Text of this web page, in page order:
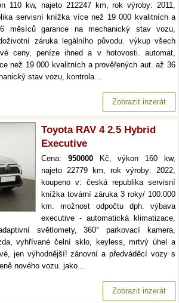
110 kw, najeto 212247 km, rok výroby: 2011,
servisní knížka více než 19 000 kvalitních a
měsíců garance na mechanický stav vozu,
záruka legálního původu. výkup všech
ceny, peníze ihned a v hotovosti. automat,
než 19 000 kvalitních a prověřených aut. až 36
stav vozu, kontrola…
Zobrazit inzerát
Toyota RAV 4 2.5 Hybrid
Executive
Cena: 950000Kč, výkon 160 kw,
najeto 22779 km, rok výroby: 2022,
koupeno v: česká republika servisní
knížka tovární záruka 3 roky/ 100.000
km. možnost odpočtu dph. výbava
executive - automatická klimatizace,
světlomety, 360° parkovací kamera,
vyhřívané čelní sklo, keyless, mrtvý úhel a
jen výhodnější! zánovní a předváděcí vozy s
nového vozu. jako…
Zobrazit inzerát